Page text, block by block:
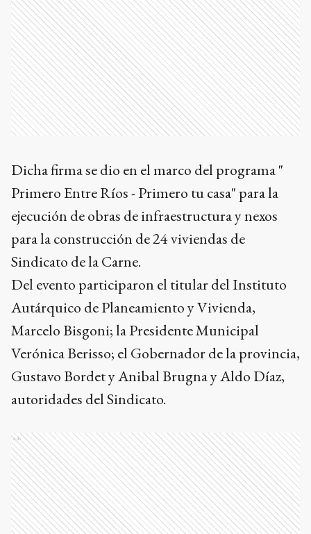
Dicha firma se dio en el marco del programa "
Primero Entre Ríos - Primero tu casa" para la
ejecución de obras de infraestructura y nexos
para la construcción de 24 viviendas de
Sindicato de la Carne.
Del evento participaron el titular del Instituto
Autárquico de Planeamiento y Vivienda,
Marcelo Bisgoni; la Presidente Municipal
Verónica Berisso; el Gobernador de la provincia,
Gustavo Bordet y Anibal Brugna y Aldo Díaz,
autoridades del Sindicato.
Ads